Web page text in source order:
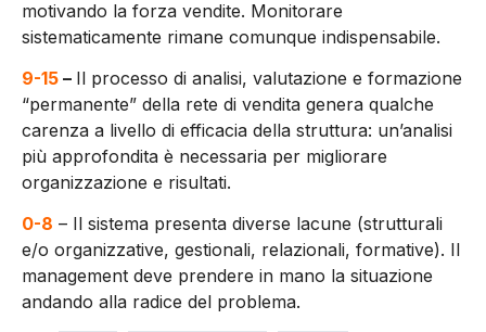
motivando la forza vendite. Monitorare
sistematicamente rimane comunque indispensabile.
9-15 – Il processo di analisi, valutazione e formazione
“permanente” della rete di vendita genera qualche
carenza a livello di efficacia della struttura: un’analisi
più approfondita è necessaria per migliorare
organizzazione e risultati.
0-8 – Il sistema presenta diverse lacune (strutturali
e/o organizzative, gestionali, relazionali, formative). Il
management deve prendere in mano la situazione
andando alla radice del problema.